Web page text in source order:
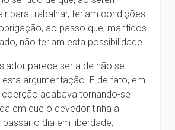
para trabalhar, teriam condições
ao passo que, mantidos
não teriam esta possibilidade.
parece ser a de não se
argumentação. E de fato, em
acabava tornando-se
em que o devedor tinha a
o dia em liberdade,